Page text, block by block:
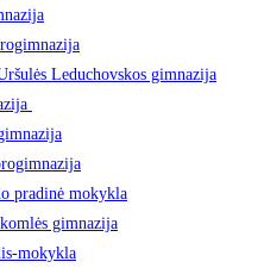
Leduchovskos gimnazija
pradinė mokykla
gimnazija
mokykla